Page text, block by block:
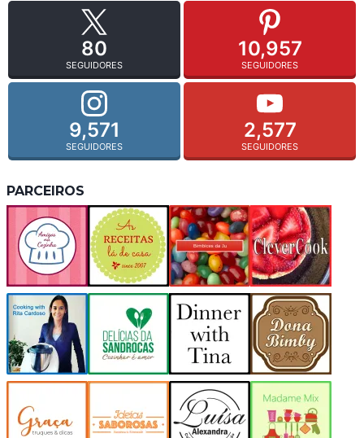
80
SEGUIDORES
10,957
SEGUIDORES
9,571
SEGUIDORES
2,577
SEGUIDORES
PARCEIROS